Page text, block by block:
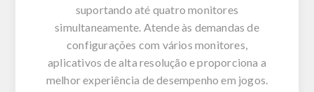
suportando até quatro monitores
simultaneamente. Atende às demandas de
configurações com vários monitores,
aplicativos de alta resolução e proporciona a
melhor experiência de desempenho em jogos.